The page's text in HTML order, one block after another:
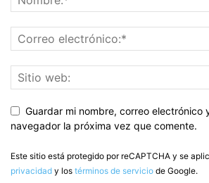
Guardar mi nombre, correo electrónico
navegador la próxima vez que comente.
Este sitio está protegido por reCAPTCHA y se
privacidad y los términos de servicio de Google.